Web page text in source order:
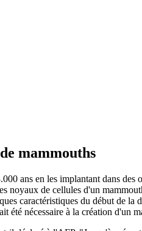
mammouths
ans en les implantant dans
noyaux de cellules d'un
caractéristiques du début
été nécessaire à la création d'un